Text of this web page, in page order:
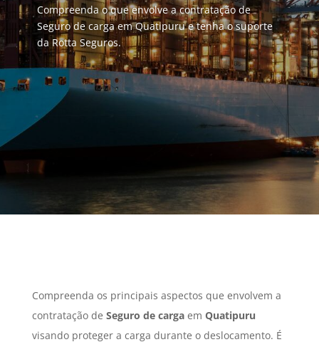
Compreenda o que envolve a contratação de
Seguro de carga em Quatipuru e tenha o suporte
da Rotta Seguros.
Compreenda os principais aspectos que envolvem a
contratação de Seguro de cargaem Quatipuru
visando proteger a carga durante o deslocamento. É